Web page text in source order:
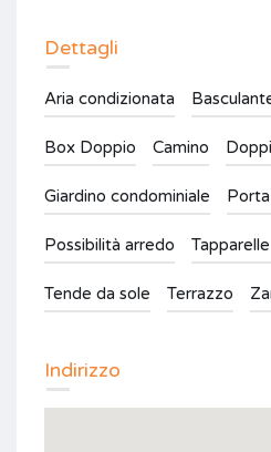
Dettagli
Aria condizionata
Box Doppio Camino
Giardino condominiale
Possibilità arredo
Tende da sole Terrazzo
Indirizzo